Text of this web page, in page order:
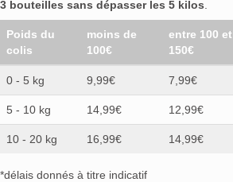
3 bouteilles sans dépasser les 5 kilos
Poids du
colis
moins de
100€
entre 100 et
150€
0 - 5 kg 9,99€ 7,99€
5 - 10 kg 14,99€ 12,99€
10 - 20 kg 16,99€ 14,99€
*délais donnés à titre indicatif